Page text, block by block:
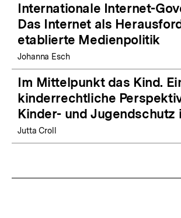
Internationale Internet-
Das Internet als
etablierte Medienpolitik
Johanna Esch
Im Mittelpunkt das Kind.
kinderrechtliche
Kinder- und Jugendschutz
Jutta Croll